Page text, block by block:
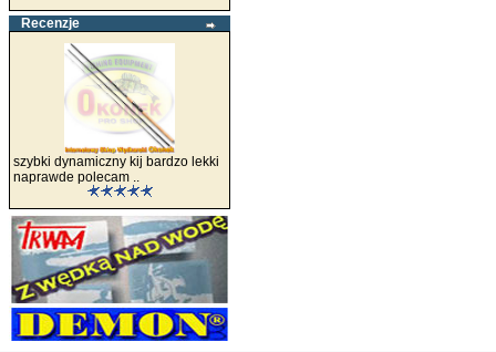
Recenzje
szybki dynamiczny kij bardzo lekki
naprawde polecam ..